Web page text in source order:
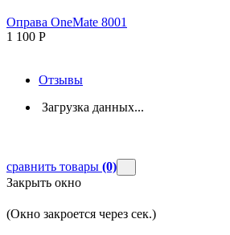
Оправа OneMate 8001
1 100 Р
Отзывы
Загрузка данных...
сравнить товары (0)
Закрыть окно
(Окно закроется через сек.)